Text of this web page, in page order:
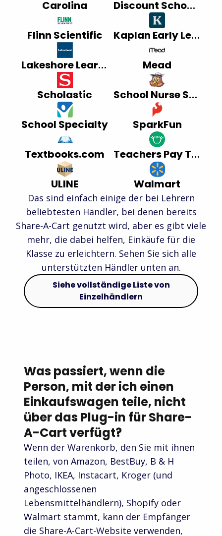
Carolina Discount School Supply
Flinn Scientific Kaplan Early Learning Company
Lakeshore Learning Mead
Scholastic School Nurse Supply
School Specialty SparkFun
Textbooks.com Teachers Pay Teachers
ULINE Walmart
Das sind einfach einige der bei Lehrern
beliebtesten Händler, bei denen bereits
Share-A-Cart genutzt wird, aber es gibt viele
mehr, die dabei helfen, Einkäufe für die
Klasse zu erleichtern. Sehen Sie sich alle
unterstützten Händler unten an.
Siehe vollständige Liste von
Einzelhändlern
Was passiert, wenn die
Person, mit der ich einen
Einkaufswagen teile, nicht
über das Plug-in für Share-
A-Cart verfügt?
Wenn der Warenkorb, den Sie mit ihnen
teilen, von Amazon, BestBuy, B & H
Photo, IKEA, Instacart, Kroger (und
angeschlossenen
Lebensmittelhändlern), Shopify oder
Walmart stammt, kann der Empfänger
die Share-A-Cart-Website verwenden,